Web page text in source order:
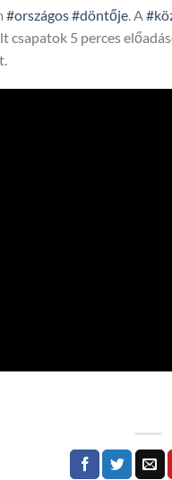
#országos#döntője . A
csapatok 5 perces